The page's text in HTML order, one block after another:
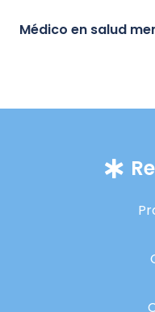
Médico en salud